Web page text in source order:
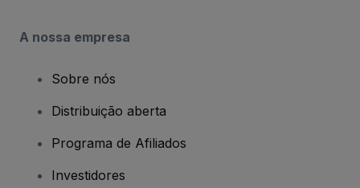
A nossa empresa
Sobre nós
Distribuição aberta
Programa de Afiliados
Investidores